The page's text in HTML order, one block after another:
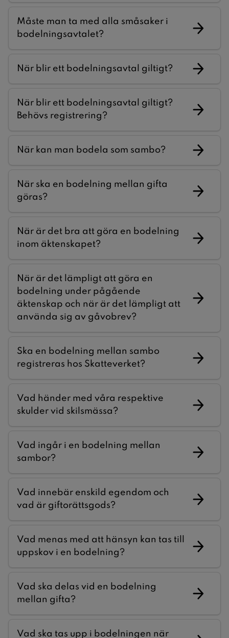
Måste man ta med alla småsaker i
bodelningsavtalet?
När blir ett bodelningsavtal giltigt?
När blir ett bodelningsavtal giltigt?
Behövs registrering?
När kan man bodela som sambo?
När ska en bodelning mellan gifta
göras?
När är det bra att göra en bodelning
inom äktenskapet?
När är det lämpligt att göra en
bodelning under pågående
äktenskap och när är det lämpligt att
använda sig av gåvobrev?
Ska en bodelning mellan sambo
registreras hos Skatteverket?
Vad händer med våra respektive
skulder vid skilsmässa?
Vad ingår i en bodelning mellan
sambor?
Vad innebär enskild egendom och
vad är giftorättsgods?
Vad menas med att hänsyn kan tas till
uppskov i en bodelning?
Vad ska delas vid en bodelning
mellan gifta?
Vad ska tas upp i bodelningen när